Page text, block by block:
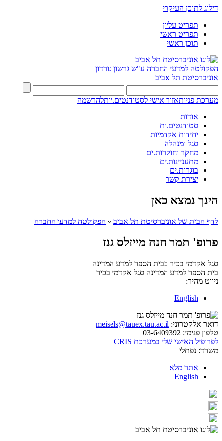
דילוג לתוכן העיקרי
תפריט עליון
תפריט ראשי
תוכן ראשי
הפקולטה למדעי החברה ע"ש גרשון גורדון
אוניברסיטת תל אביב
מערכת פניותאזור אישי לסטודנטים.יותלהרשמה
אודות
סטודנטים.ות
יחידות אקדמיות
סגל ומנהלה
מחקר וחוקרות.ים
מתעניינות.ים
בוגרות.ים
יצירת קשר
הינך נמצא כאן
לדף הבית של אוניברסיטת תל אביב » הפקולטה למדעי החברה
פרופ' תמר חנה מייזלס גנז
סגל אקדמי בכיר בבית הספר למדע המדינה
בית הספר למדע המדינה סגל אקדמי בכיר
ניווט מהיר:
English
דואר אלקטרוני: meisels@tauex.tau.ac.il
טלפון פנימי:
לפרופיל האישי שלי במערכת CRIS
משרד: נפתלי
אתר מלא
English